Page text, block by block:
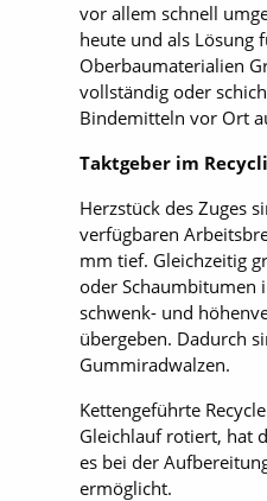
vor allem schnell
heute und als Lösung
Oberbaumaterialien
vollständig oder
Bindemitteln vor Ort
Taktgeber im
Herzstück des Zuges
verfügbaren
mm tief. Gleichzeitig
oder Schaumbitumen
schwenk- und
übergeben. Dadurch
Gummiradwalzen.
Kettengeführte
Gleichlauf rotiert, hat
es bei der
ermöglicht.